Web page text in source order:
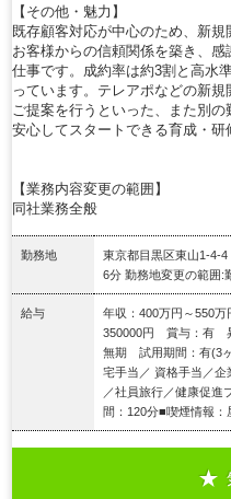
【その他・魅力】
既存顧客対応が中心のため、新規
お客様からの信頼関係を築き、
仕事です。成約率は約3割と高水
っています。テレアポなどの新
ご提案を行うといった、また別
安心してスタートできる育成・研
【業務内容変更の範囲】
同社業務全般
勤務地
東京都目黒区東山
6分 勤務地変更の範囲:
給与
年収：400万円～550
350000円 賞与：有
無期 試用期間：有(3
宅手当／ 資格手当／企
／社員旅行／健康促
間：120分■喫煙情報：